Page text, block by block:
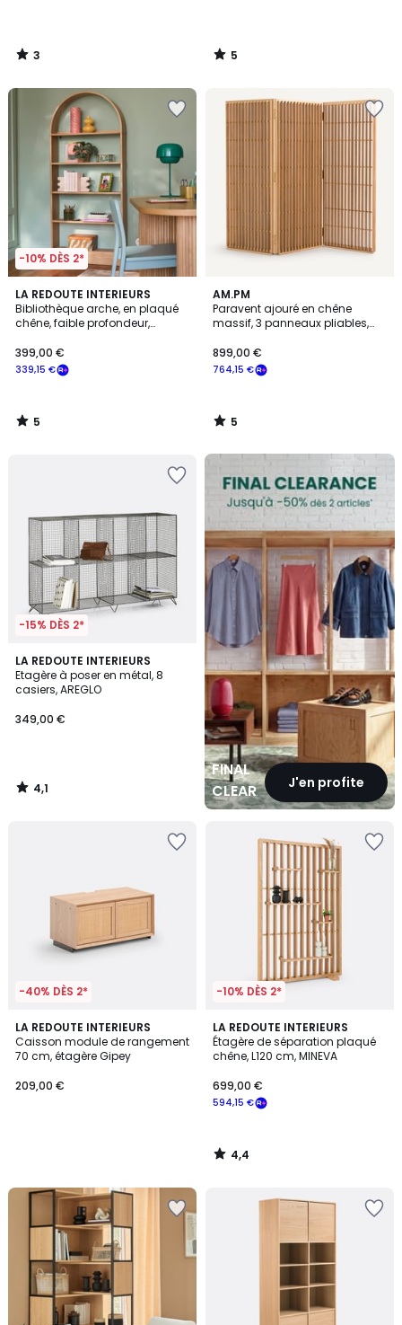
3
/
5
/
-10% DÈS 2*
LA REDOUTE INTERIEURS
Bibliothèque arche, en plaqué
chêne, faible profondeur,
339,15 €
399,00 €
5
/
5
5
/
AM.PM
Paravent ajouré en chêne
massif, 3 panneaux pliables,
764,15 €
899,00 €
5
/
5
5
/
-15% DÈS 2*
LA REDOUTE INTERIEURS
Etagère à poser en métal, 8
casiers, AREGLO
349,00 €
4,1
/ 5
4,1
/
FINAL
CLEARANCEJ'en profite
FINAL
CLEARANCE
-40% DÈS 2*
LA REDOUTE INTERIEURS
Caisson module de rangement
70 cm, étagère Gipey
209,00 €
-10% DÈS 2*
LA REDOUTE INTERIEURS
Étagère de séparation plaqué
chêne, L120 cm, MINEVA
594,15 €
699,00 €
4,4
/ 5
4,4
/